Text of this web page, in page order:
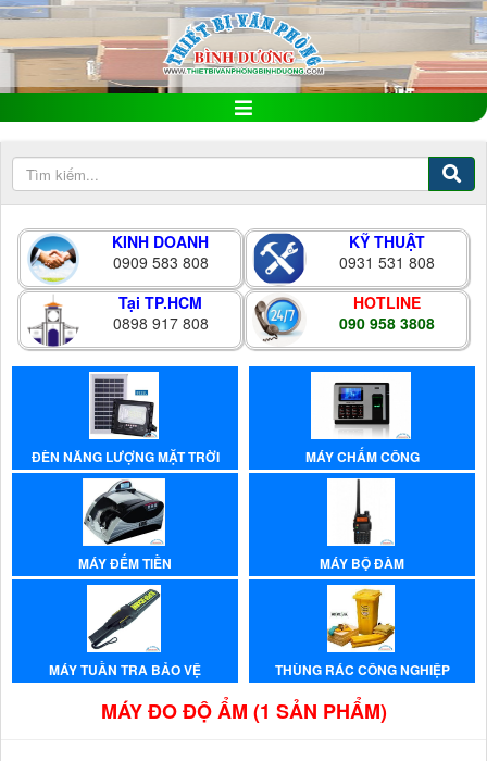
KINH DOANH
0909 583 808
KỸ THUẬT
0931 531 808
Tại TP.HCM
0898 917 808
HOTLINE
090 958 3808
ĐÈN NĂNG LƯỢNG MẶT TRỜI MÁY CHẤM CÔNG
MÁY ĐẾM TIỀN MÁY BỘ ĐÀM
MÁY TUẦN TRA BẢO VỆ THÙNG RÁC CÔNG NGHIỆP
MÁY ĐO ĐỘ ẨM (1 SẢN PHẨM)